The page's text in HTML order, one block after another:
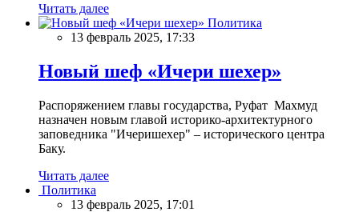
Читать далее
Политика
13 февраль 2025, 17:33
Новый шеф «Ичери шехер»
Распоряжением главы государства, Руфат Махмуд
назначен новым главой историко-архитектурного
заповедника "Ичеришехер" – исторического центра
Баку.
Читать далее
Политика
13 февраль 2025, 17:01